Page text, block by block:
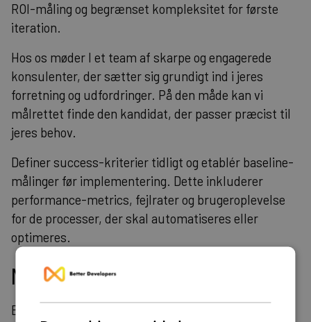
ROI-måling og begrænset kompleksitet for første
iteration.
Hos os møder I et team af skarpe og engagerede
konsulenter, der sætter sig grundigt ind i jeres
forretning og udfordringer. På den måde kan vi
målrettet finde den kandidat, der passer præcist til
jeres behov.
Definer success-kriterier tidligt og etablér baseline-
målinger før implementering. Dette inkluderer
performance-metrics, fejlrater og brugeroplevelse
for de processer, der skal automatiseres eller
optimeres.
Måling af effekt
Effektmåling af multi-agent-systemer kræver både